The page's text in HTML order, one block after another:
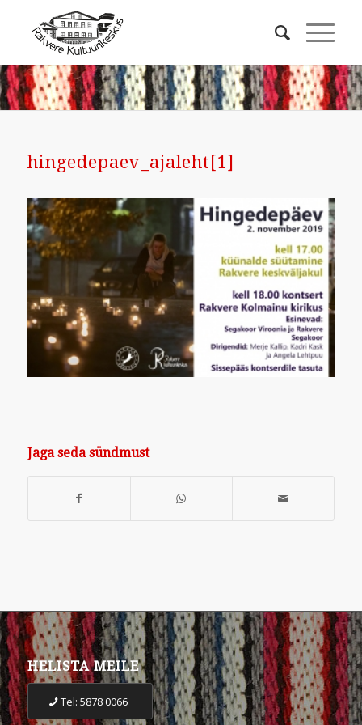
hingedepaev_ajaleht[1]
Jaga seda sündmust
HELISTA MEILE
Tel: 5878 0066